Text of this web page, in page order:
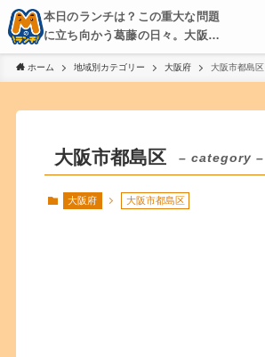
本日のランチは？この重大な問題
に立ち向かう葛藤の日々。大阪・
京都・神戸を中心とした食べ歩
き、飲み歩きを綴る。
ホーム 地域別カテゴリー 大阪府 大阪市都島区
大阪市都島区 – category –
大阪府 大阪市都島区